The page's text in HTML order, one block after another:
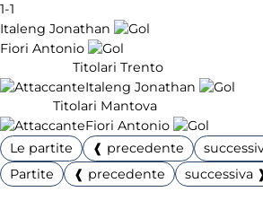
1-1
Italeng Jonathan
Fiori Antonio
Titolari Trento
Italeng Jonathan
Titolari Mantova
Fiori Antonio
Le partite
❰ precedente
Partite
❰ precedente successiva